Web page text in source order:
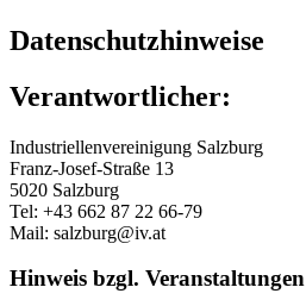
Datenschutzhinweise
Verantwortlicher:
Industriellenvereinigung Salzburg
Franz-Josef-Straße 13
5020 Salzburg
Tel: +43 662 87 22 66-79
Mail: salzburg@iv.at
Hinweis bzgl. Veranstaltungen